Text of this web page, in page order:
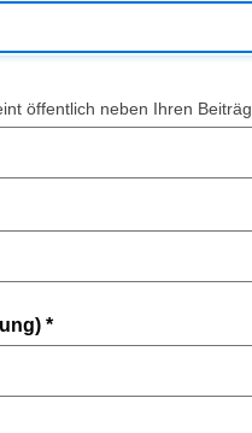
öffentlich neben Ihren
*